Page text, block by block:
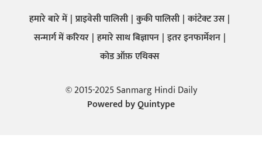
हमारे बारे में प्राइवेसी पालिसी कुकी पालिसी कांटेक्ट उस
सन्मार्ग में करियर हमारे साथ बिज्ञापन इतर इनफार्मेशन
कोड ऑफ़ एथिक्स
© 2015-2025 Sanmarg Hindi Daily
Powered byQuintype